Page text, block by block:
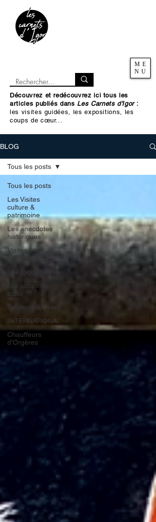
ME
NU
Découvrez et redécouvrez ici tous les
articles publiés dans Les Carnets d'Igor :
les visites guidées, les expositions, les
coups de cœur...
BLOG
Tous les posts
Les Visites
culture &
patrimoine
Les anecdotes
historiques
Visites
Les Expositions
Les coups de
cœur
Patrimoine Vivant
INTERNATIONAL
Chauffeurs
d'Orgères
Tous les posts